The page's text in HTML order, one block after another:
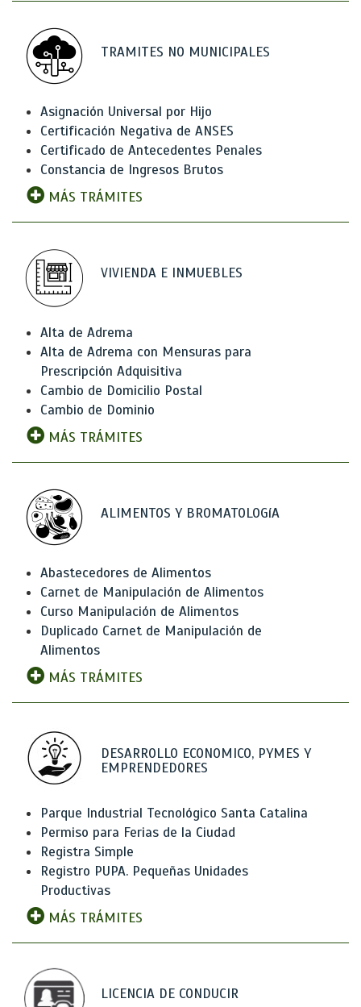
TRAMITES NO MUNICIPALES
Asignación Universal por Hijo
Certificación Negativa de ANSES
Certificado de Antecedentes Penales
Constancia de Ingresos Brutos
MÁS TRÁMITES
VIVIENDA E INMUEBLES
Alta de Adrema
Alta de Adrema con Mensuras para
Prescripción Adquisitiva
Cambio de Domicilio Postal
Cambio de Dominio
MÁS TRÁMITES
ALIMENTOS Y BROMATOLOGíA
Abastecedores de Alimentos
Carnet de Manipulación de Alimentos
Curso Manipulación de Alimentos
Duplicado Carnet de Manipulación de
Alimentos
MÁS TRÁMITES
DESARROLLO ECONOMICO, PYMES Y
EMPRENDEDORES
Parque Industrial Tecnológico Santa Catalina
Permiso para Ferias de la Ciudad
Registra Simple
Registro PUPA. Pequeñas Unidades
Productivas
MÁS TRÁMITES
LICENCIA DE CONDUCIR